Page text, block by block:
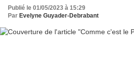
Publié le 01/05/2023 à 15:29
Par Evelyne Guyader-Debrabant